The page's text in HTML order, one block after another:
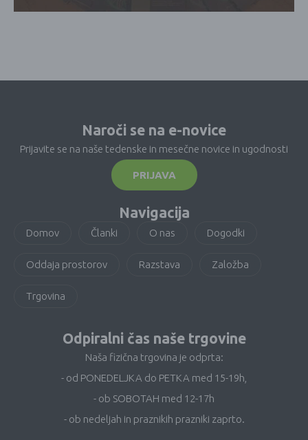
Naroči se na e-novice
Prijavite se na naše tedenske in mesečne novice in ugodnosti
PRIJAVA
Navigacija
Domov Članki O nas Dogodki
Oddaja prostorov Razstava Založba
Trgovina
Odpiralni čas naše trgovine
Naša fizična trgovina je odprta:
- od PONEDELJKA do PETKA med 15-19h,
- ob SOBOTAH med 12-17h
- ob nedeljah in praznikih prazniki zaprto.